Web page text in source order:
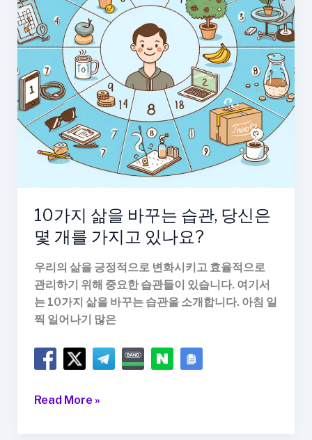
로
더
나
삶
을
살
아
보
10가지 삶을 바꾸는 습관, 당신은
몇 개를 가지고 있나요?
우리의 삶을 긍정적으로 변화시키고 효율적으로
관리하기 위해 중요한 습관들이 있습니다. 여기서
는 10가지 삶을 바꾸는 습관을 소개합니다. 아침 일
찍 일어나기 많은
10
Read More »